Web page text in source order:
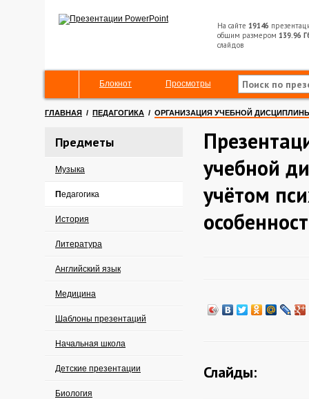
На сайте 19146
общим размером 139.96
слайдов
Блокнот Просмотры
ГЛАВНАЯ / ПЕДАГОГИКА / ОРГАНИЗАЦИЯ УЧЕБНОЙ
Предметы
Музыка
Педагогика
История
Литература
Английский язык
Медицина
Шаблоны презентаций
Начальная школа
Детские презентации
Биология
учебной
учётом
Слайды: